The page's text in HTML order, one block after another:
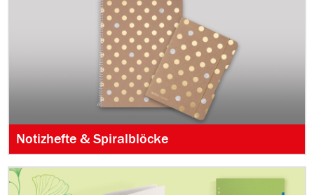
Notizhefte & Spiralblöcke